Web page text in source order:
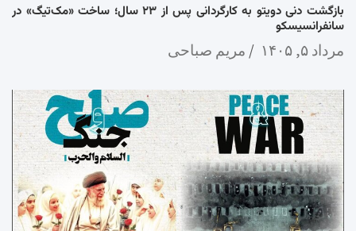
بازگشت دنی دویتو به کارگردانی پس از ۲۳ سال؛ ساخت «مک‌تیگ» در
سانفرانسیسکو
مرداد ۵, ۱۴۰۵ مریم صباحی